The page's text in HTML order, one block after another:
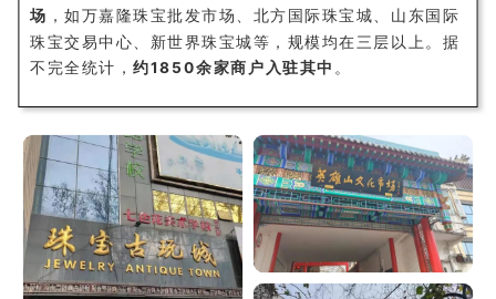
场 ，如万嘉隆珠宝批发市场、北方国际珠宝城、山东国际
珠宝交易中心、新世界珠宝城等，规模均在三层以上。据
不完全统计，约1850余家商户入驻其中 。